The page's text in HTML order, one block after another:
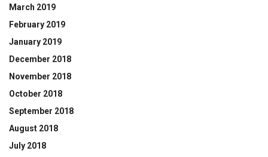
March 2019
February 2019
January 2019
December 2018
November 2018
October 2018
September 2018
August 2018
July 2018